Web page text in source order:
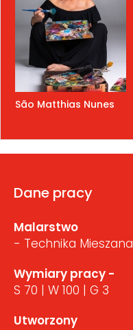
São Matthias Nunes
Dane pracy
Malarstwo
- Technika Mieszana
Wymiary pracy -
S 70 | W 100 | G 3
Utworzony